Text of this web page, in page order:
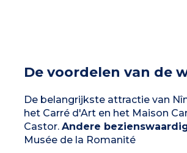
De voordelen van de
De belangrijkste attractie van
het Carré d'Art en het Maison
Castor. Andere
Musée de la Romanité